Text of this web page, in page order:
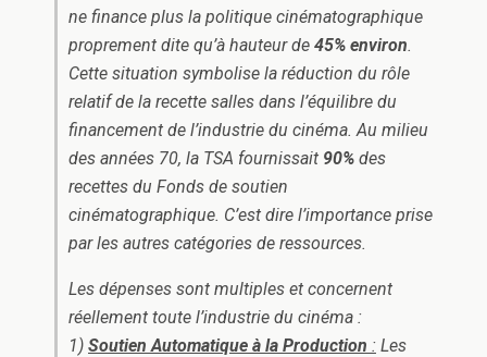
ne finance plus la politique cinématographique
proprement dite qu’à hauteur de 45% environ.
Cette situation symbolise la réduction du rôle
relatif de la recette salles dans l’équilibre du
financement de l’industrie du cinéma. Au milieu
des années 70, la TSA fournissait 90% des
recettes du Fonds de soutien
cinématographique. C’est dire l’importance prise
par les autres catégories de ressources.
Les dépenses sont multiples et concernent
réellement toute l’industrie du cinéma :
1) Soutien Automatique à la Production : Les